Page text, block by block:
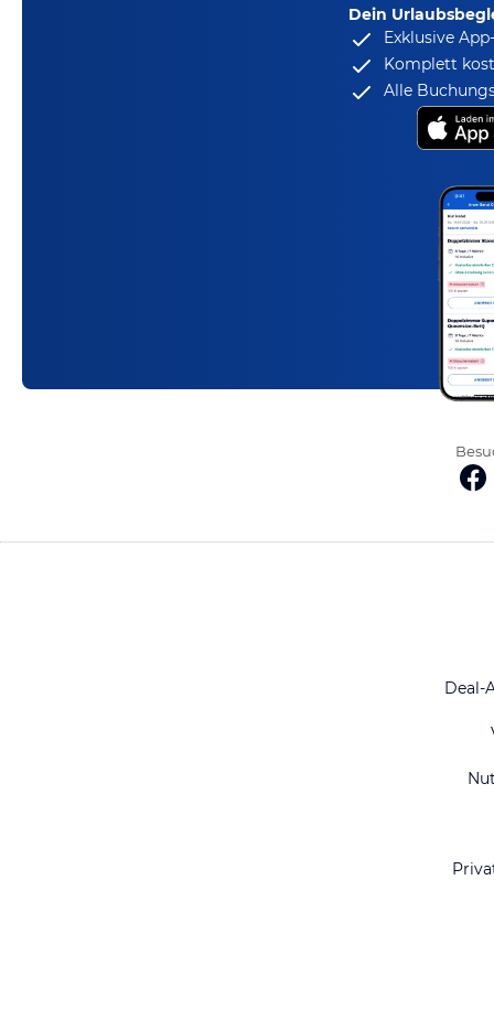
Dein
Exklusive
Komplett
Alle
Deal-